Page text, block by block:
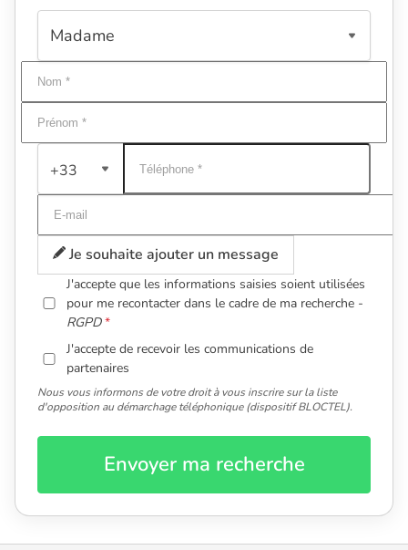
+33
Je souhaite ajouter un message
J'accepte que les informations saisies soient utilisées
pour me recontacter dans le cadre de ma recherche -
RGPD
J'accepte de recevoir les communications de
partenaires
Nous vous informons de votre droit à vous inscrire sur la liste
d'opposition au démarchage téléphonique (dispositif BLOCTEL).
Envoyer ma recherche